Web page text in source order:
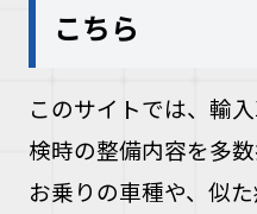
こちら
このサイトでは、輸
検時の整備内容を多数
お乗りの車種や、似